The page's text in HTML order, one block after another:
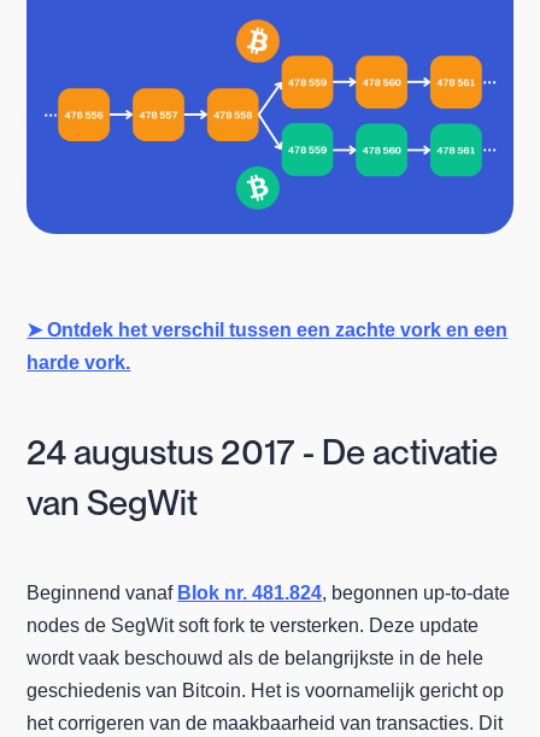
➤ Ontdek het verschil tussen een zachte vork en een
harde vork.
24 augustus 2017 - De activatie
van SegWit
Beginnend vanaf Blok nr. 481.824, begonnen up-to-date
nodes de SegWit soft fork te versterken. Deze update
wordt vaak beschouwd als de belangrijkste in de hele
geschiedenis van Bitcoin. Het is voornamelijk gericht op
het corrigeren van de maakbaarheid van transacties. Dit